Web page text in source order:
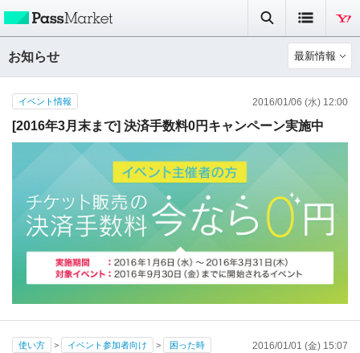
お知らせ 最新情報
イベント情報 2016/01/06 (水) 12:00
[2016年3月末まで] 決済手数料0円キャンペーン実施中
使い方 > イベント参加者向け > 困った時 2016/01/01 (金) 15:07